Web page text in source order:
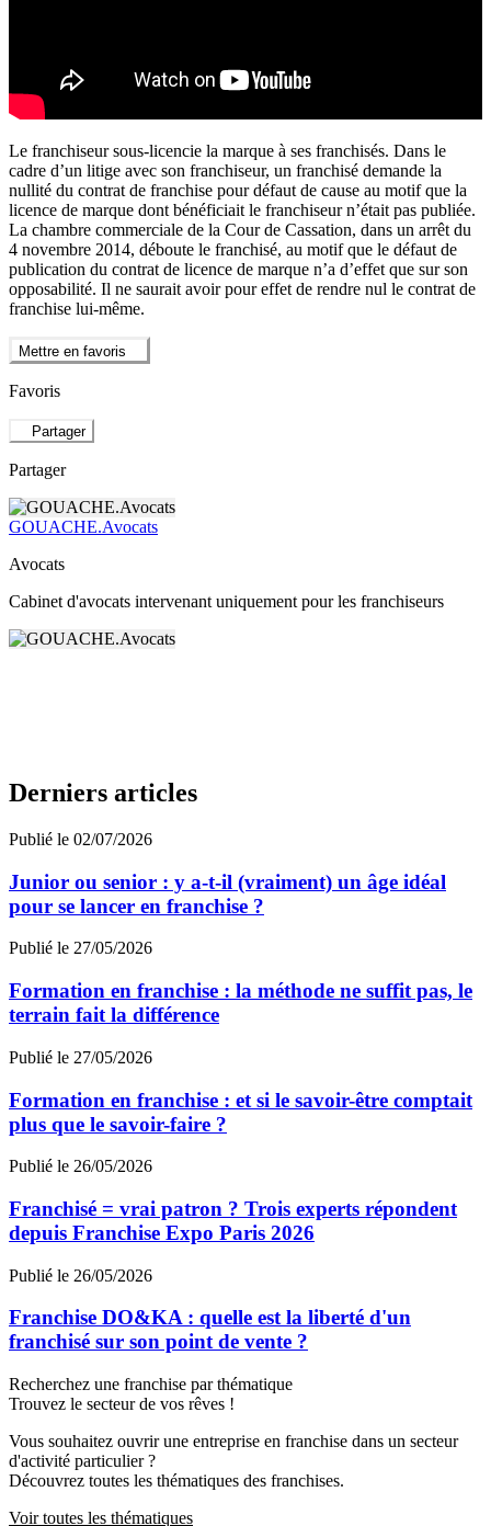
Le franchiseur sous-licencie la marque à ses franchisés. Dans le
cadre d’un litige avec son franchiseur, un franchisé demande la
nullité du contrat de franchise pour défaut de cause au motif que la
licence de marque dont bénéficiait le franchiseur n’était pas publiée.
La chambre commerciale de la Cour de Cassation, dans un arrêt du
4 novembre 2014, déboute le franchisé, au motif que le défaut de
publication du contrat de licence de marque n’a d’effet que sur son
opposabilité. Il ne saurait avoir pour effet de rendre nul le contrat de
franchise lui-même.
Mettre en favoris
Favoris
Partager
Partager
GOUACHE.Avocats
Avocats
Cabinet d'avocats intervenant uniquement pour les franchiseurs
Derniers articles
Publié le 02/07/2026
Junior ou senior : y a-t-il (vraiment) un âge idéal
pour se lancer en franchise ?
Publié le 27/05/2026
Formation en franchise : la méthode ne suffit pas, le
terrain fait la différence
Publié le 27/05/2026
Formation en franchise : et si le savoir-être comptait
plus que le savoir-faire ?
Publié le 26/05/2026
Franchisé = vrai patron ? Trois experts répondent
depuis Franchise Expo Paris 2026
Publié le 26/05/2026
Franchise DO&KA : quelle est la liberté d'un
franchisé sur son point de vente ?
Recherchez une franchise par thématique
Trouvez le secteur de vos rêves !
Vous souhaitez ouvrir une entreprise en franchise dans un secteur
d'activité particulier ?
Découvrez toutes les thématiques des franchises.
Voir toutes les thématiques